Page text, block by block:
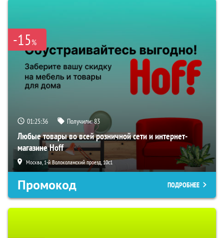
-15%
01:25:35 Получили:83
Любые товары во всей розничной сети и интернет-
магазине Hoff
Москва, 1-й Волоколамский проезд, 10с1
Промокод ПОДРОБНЕЕ